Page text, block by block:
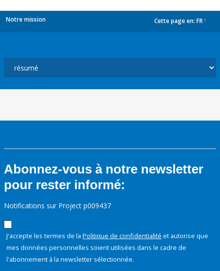
Notre mission Cette page en: FR
Abonnez-vous à notre newsletter
pour rester informé:
Notifications sur Project p009437
J'accepte les termes de la Politique de confidentialité et autorise que
mes données personnelles soient utilisées dans le cadre de
l'abonnement à la newsletter sélectionnée.